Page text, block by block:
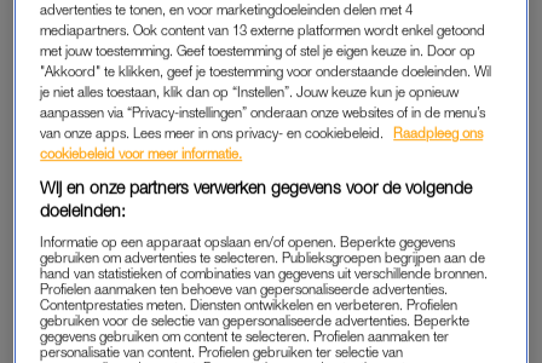
strenggelovige gezinnen, maar zodra ze op eigen benen
stonden, zetten ze het geloof overboord en werden ze hippies.
Als kind kende ik het woord ‘blowen’ eerder dan ‘bijbel’.
Soms ben ik een beetje jaloers op mensen die wél geloven. Ze
lijken iets te hebben om op te steunen. Troost, richting, iets
buiten zichzelf.
Een jaar geleden ging ik in mijn eentje naar een kerkdienst.
Niet vanwege een plotselinge bekering, maar omdat ik wilde
bidden voor een dierbare die het moeilijk had. Eerlijk gezegd
was ik ten einde raad en dacht ik: baat het niet, dan schaadt
advertenties te tonen, en voor marketingdoeleinden delen met 4
mediapartners. Ook content van 13 externe platformen wordt enkel getoond
met jouw toestemming. Geef toestemming of stel je eigen keuze in. Door op
"Akkoord" te klikken, geef je toestemming voor onderstaande doeleinden. Wil
je niet alles toestaan, klik dan op “Instellen”. Jouw keuze kun je opnieuw
aanpassen via “Privacy-instellingen” onderaan onze websites of in de menu’s
van onze apps. Lees meer in ons privacy- en cookiebeleid.
Raadpleeg ons
cookiebeleid voor meer informatie.
Wij en onze partners verwerken gegevens voor de volgende
doeleinden:
Informatie op een apparaat opslaan en/of openen. Beperkte gegevens
gebruiken om advertenties te selecteren. Publieksgroepen begrijpen aan de
hand van statistieken of combinaties van gegevens uit verschillende bronnen.
Profielen aanmaken ten behoeve van gepersonaliseerde advertenties.
Contentprestaties meten. Diensten ontwikkelen en verbeteren. Profielen
gebruiken voor de selectie van gepersonaliseerde advertenties. Beperkte
gegevens gebruiken om content te selecteren. Profielen aanmaken ter
personalisatie van content. Profielen gebruiken ter selectie van